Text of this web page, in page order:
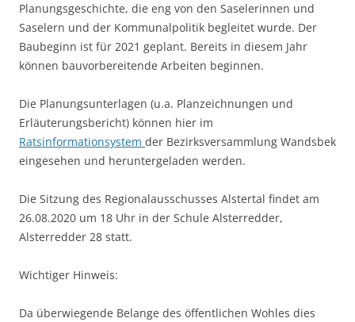
Planungsgeschichte, die eng von den Saselerinnen und
Saselern und der Kommunalpolitik begleitet wurde. Der
Baubeginn ist für 2021 geplant. Bereits in diesem Jahr
können bauvorbereitende Arbeiten beginnen.
Die Planungsunterlagen (u.a. Planzeichnungen und
Erläuterungsbericht) können hier im
Ratsinformationsystem der Bezirksversammlung Wandsbek
eingesehen und heruntergeladen werden.
Die Sitzung des Regionalausschusses Alstertal findet am
26.08.2020 um 18 Uhr in der Schule Alsterredder,
Alsterredder 28 statt.
Wichtiger Hinweis:
Da überwiegende Belange des öffentlichen Wohles dies